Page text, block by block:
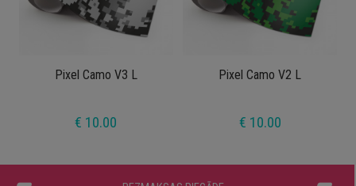
Pixel Camo V3 L
€ 10.00
Pixel Camo V2 L
€ 10.00